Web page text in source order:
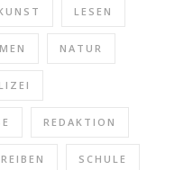
LESEN
NATUR
REDAKTION
SCHULE